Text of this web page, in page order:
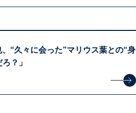
“久々に会った”マリウス葉との“身
？」